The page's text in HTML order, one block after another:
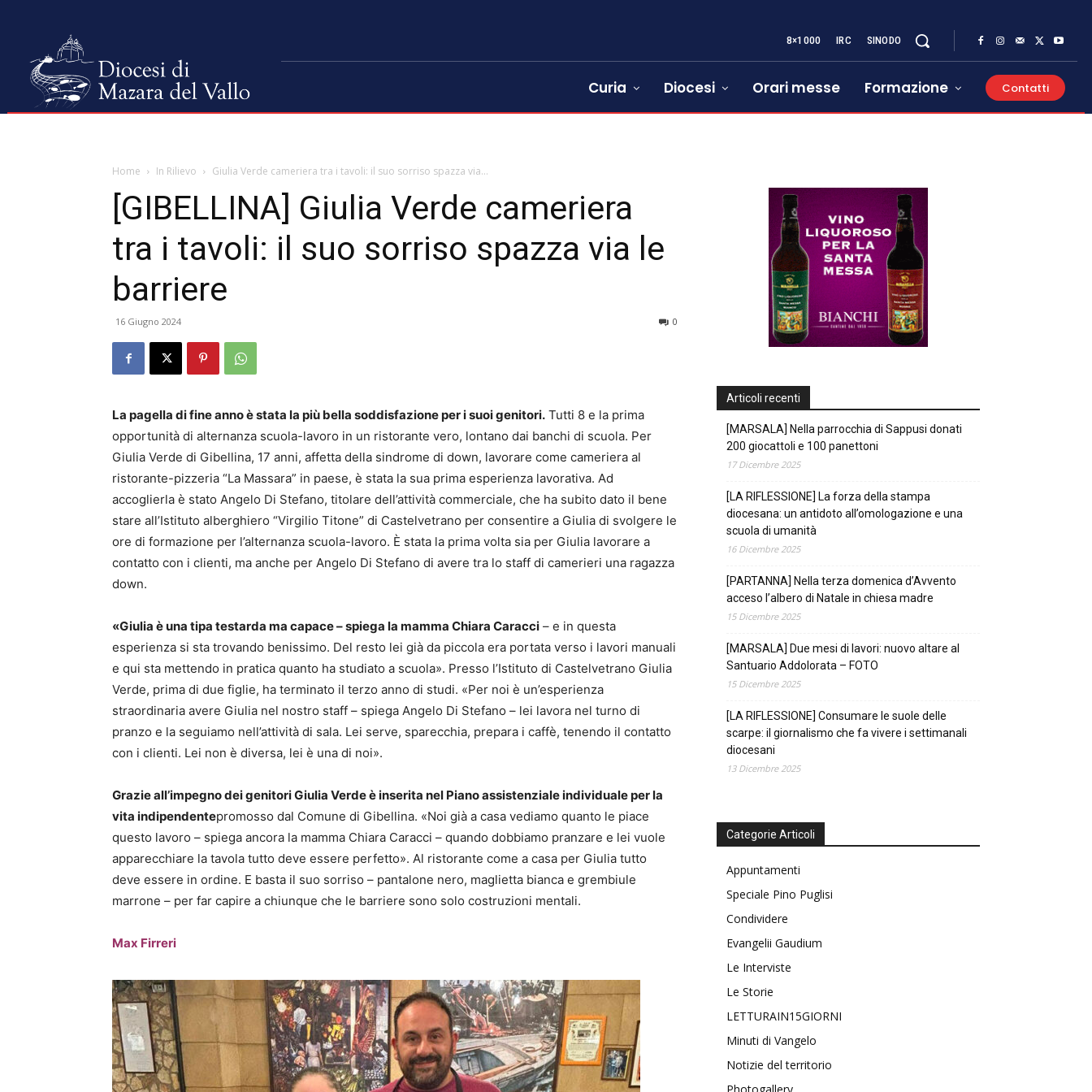
8×1000 IRC SINODO
Curia Diocesi Orari messe Formazione Contatti
Home In Rilievo Giulia Verde cameriera tra i tavoli: il suo sorriso spazza via...
[GIBELLINA] Giulia Verde cameriera
tra i tavoli: il suo sorriso spazza via le
barriere
16 Giugno 2024 0
La pagella di fine anno è stata la più bella soddisfazione per i suoi genitori. Tutti 8 e la prima
opportunità di alternanza scuola-lavoro in un ristorante vero, lontano dai banchi di scuola. Per
Giulia Verde di Gibellina, 17 anni, affetta della sindrome di down, lavorare come cameriera al
ristorante-pizzeria “La Massara” in paese, è stata la sua prima esperienza lavorativa. Ad
accoglierla è stato Angelo Di Stefano, titolare dell’attività commerciale, che ha subito dato il bene
stare all’Istituto alberghiero “Virgilio Titone” di Castelvetrano per consentire a Giulia di svolgere le
ore di formazione per l’alternanza scuola-lavoro. È stata la prima volta sia per Giulia lavorare a
contatto con i clienti, ma anche per Angelo Di Stefano di avere tra lo staff di camerieri una ragazza
down.
«Giulia è una tipa testarda ma capace – spiega la mamma Chiara Caracci – e in questa
esperienza si sta trovando benissimo. Del resto lei già da piccola era portata verso i lavori manuali
e qui sta mettendo in pratica quanto ha studiato a scuola». Presso l’Istituto di Castelvetrano Giulia
Verde, prima di due figlie, ha terminato il terzo anno di studi. «Per noi è un’esperienza
straordinaria avere Giulia nel nostro staff – spiega Angelo Di Stefano – lei lavora nel turno di
pranzo e la seguiamo nell’attività di sala. Lei serve, sparecchia, prepara i caffè, tenendo il contatto
con i clienti. Lei non è diversa, lei è una di noi».
Grazie all’impegno dei genitori Giulia Verde è inserita nel Piano assistenziale individuale per la
vita indipendentepromosso dal Comune di Gibellina. «Noi già a casa vediamo quanto le piace
questo lavoro – spiega ancora la mamma Chiara Caracci – quando dobbiamo pranzare e lei vuole
apparecchiare la tavola tutto deve essere perfetto». Al ristorante come a casa per Giulia tutto
deve essere in ordine. E basta il suo sorriso – pantalone nero, maglietta bianca e grembiule
marrone – per far capire a chiunque che le barriere sono solo costruzioni mentali.
Max Firreri
Articoli recenti
[MARSALA] Nella parrocchia di Sappusi donati
200 giocattoli e 100 panettoni
17 Dicembre 2025
[LA RIFLESSIONE] La forza della stampa
diocesana: un antidoto all’omologazione e una
scuola di umanità
16 Dicembre 2025
[PARTANNA] Nella terza domenica d’Avvento
acceso l’albero di Natale in chiesa madre
15 Dicembre 2025
[MARSALA] Due mesi di lavori: nuovo altare al
Santuario Addolorata – FOTO
15 Dicembre 2025
[LA RIFLESSIONE] Consumare le suole delle
scarpe: il giornalismo che fa vivere i settimanali
diocesani
13 Dicembre 2025
Categorie Articoli
Appuntamenti
Speciale Pino Puglisi
Condividere
Evangelii Gaudium
Le Interviste
Le Storie
LETTURAIN15GIORNI
Minuti di Vangelo
Notizie del territorio